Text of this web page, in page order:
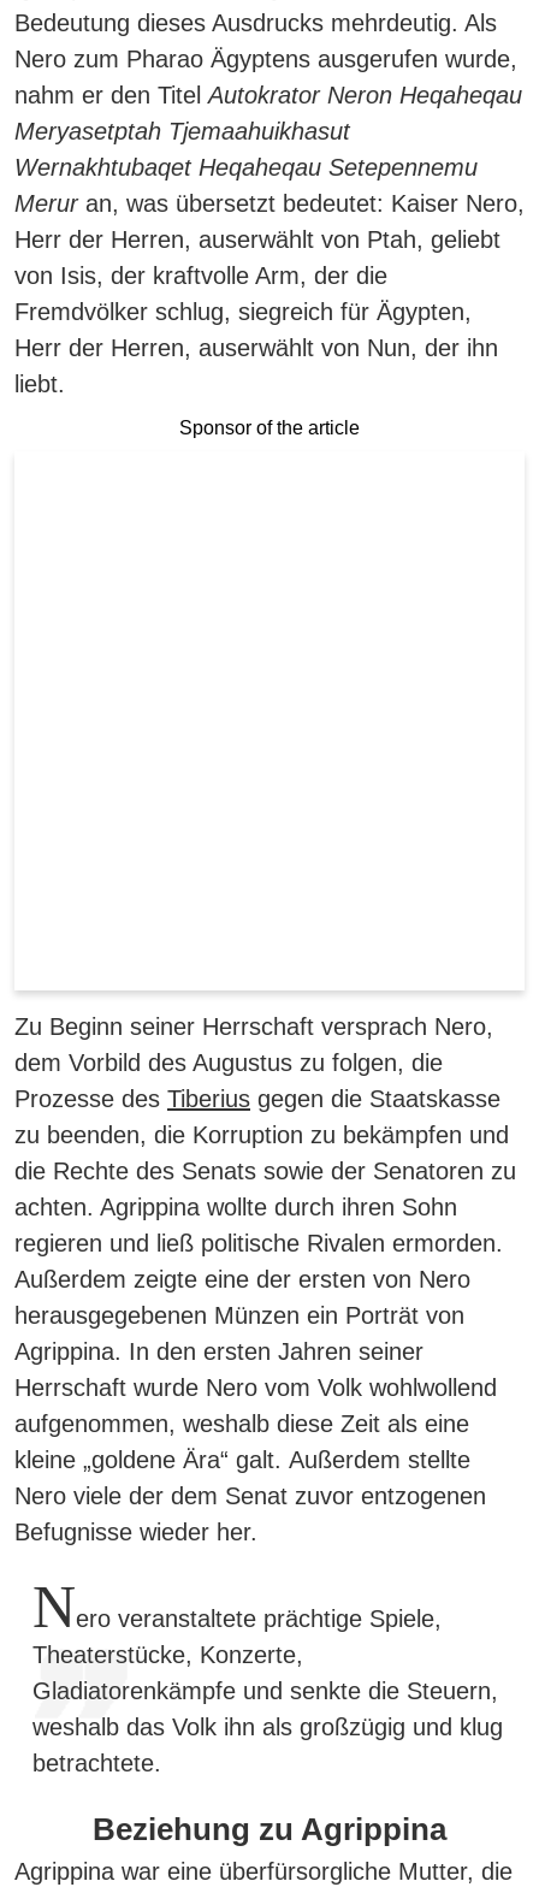
Bedeutung dieses Ausdrucks mehrdeutig. Als
Nero zum Pharao Ägyptens ausgerufen wurde,
nahm er den TitelAutokrator Neron Heqaheqau
Meryasetptah Tjemaahuikhasut
Wernakhtubaqet Heqaheqau Setepennemu
Meruran, was übersetzt bedeutet: Kaiser Nero,
Herr der Herren, auserwählt von Ptah, geliebt
von Isis, der kraftvolle Arm, der die
Fremdvölker schlug, siegreich für Ägypten,
Herr der Herren, auserwählt von Nun, der ihn
liebt.
Sponsor of the article
Zu Beginn seiner Herrschaft versprach Nero,
dem Vorbild des Augustus zu folgen, die
Prozesse des Tiberius gegen die Staatskasse
zu beenden, die Korruption zu bekämpfen und
die Rechte des Senats sowie der Senatoren zu
achten. Agrippina wollte durch ihren Sohn
regieren und ließ politische Rivalen ermorden.
Außerdem zeigte eine der ersten von Nero
herausgegebenen Münzen ein Porträt von
Agrippina. In den ersten Jahren seiner
Herrschaft wurde Nero vom Volk wohlwollend
aufgenommen, weshalb diese Zeit als eine
kleine „goldene Ära“ galt. Außerdem stellte
Nero viele der dem Senat zuvor entzogenen
Befugnisse wieder her.
Nero veranstaltete prächtige Spiele,
Theaterstücke, Konzerte,
Gladiatorenkämpfe und senkte die Steuern,
weshalb das Volk ihn als großzügig und klug
betrachtete.
Beziehung zu Agrippina
Agrippina war eine überfürsorgliche Mutter, die